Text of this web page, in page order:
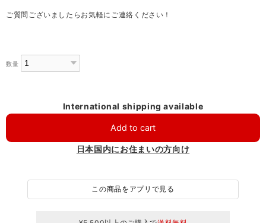
ご質問ございましたらお気軽にご連絡ください！
数量
International shipping available
Add to cart
日本国内にお住まいの方向け
この商品をアプリで見る